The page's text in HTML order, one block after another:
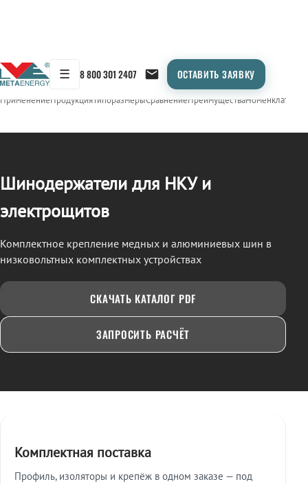
☰ 8 800 301 2407 ОСТАВИТЬ ЗАЯВКУ
← Продукция/ШИНОДЕРЖАТЕЛИ
ПрименениеПродукцияТипоразмерыСравнениеПреимуществаНоменклатура
Шинодержатели для НКУ и
электрощитов
Комплектное крепление медных и алюминиевых шин в
низковольтных комплектных устройствах
СКАЧАТЬ КАТАЛОГ PDF
ЗАПРОСИТЬ РАСЧЁТ
Комплектная поставка
Профиль, изоляторы и крепёж в одном заказе — под